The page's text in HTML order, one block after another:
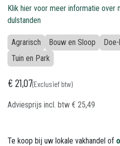
Klik hier voor meer informatie over
dulstanden
Agrarisch Bouw en Sloop
Tuin en Park
€ 21,07(Exclusief btw)
Adviesprijs incl. btw € 25,49
Te koop bij uw lokale vakhandel of